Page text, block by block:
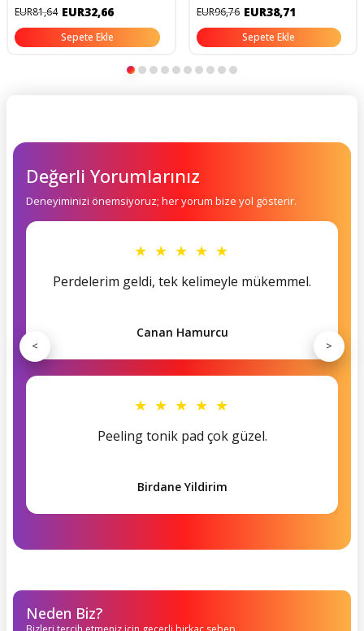
Perdesi 180x200 Cm
EUR81,64 EUR32,66
Sepete Ekle
EUR96,76 EUR38,71
Sepete Ekle
Değerli Yorumlarınız
Deneyiminizi önemsiyoruz; her yorum bize yol gösterir.
★ ★ ★ ★ ★
Perdelerim geldi, tek kelimeyle mükemmel.
Canan Hamurcu
★ ★ ★ ★ ★
Peeling tonik pad çok güzel.
Birdane Yildirim
< >
Neden Biz?